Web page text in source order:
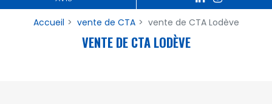
Accueil vente de CTA vente de CTA Lodève
VENTE DE CTA LODÈVE